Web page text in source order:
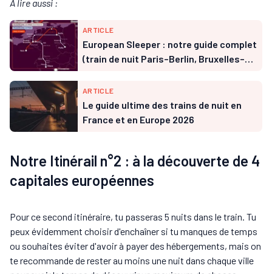
À lire aussi :
ARTICLE
European Sleeper : notre guide complet
(train de nuit Paris–Berlin, Bruxelles–
ARTICLE
Le guide ultime des trains de nuit en
France et en Europe 2026
Notre Itinérail n°2 : à la découverte de 4
capitales européennes
Pour ce second itinéraire, tu passeras 5 nuits dans le train. Tu
peux évidemment choisir d'enchaîner si tu manques de temps
ou souhaites éviter d'avoir à payer des hébergements, mais on
te recommande de rester au moins une nuit dans chaque ville